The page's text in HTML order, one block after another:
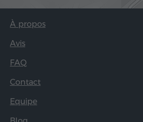
À propos
Avis
FAQ
Contact
Equipe